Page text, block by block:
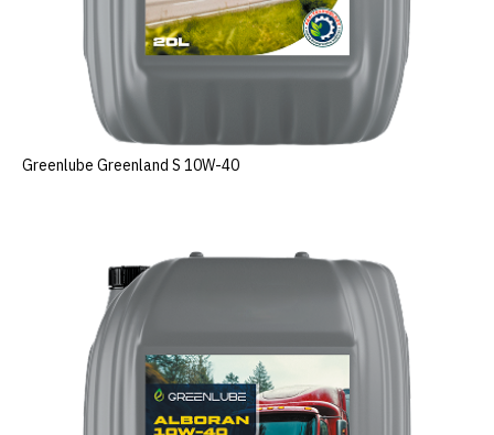
Greenlube Greenland S 10W-40